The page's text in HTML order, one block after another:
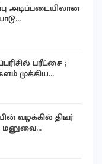
அடிப்படையிலான
பரீட்சை ;
முக்கிய…
வழக்கில் திடீர்
மனுவை…